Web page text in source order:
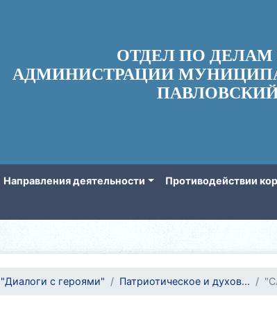
ОТДЕЛ ПО
АДМИНИСТРАЦИИ
Направления деятельности Противодействии
"Диалоги с героями" Патриотическое и духов...